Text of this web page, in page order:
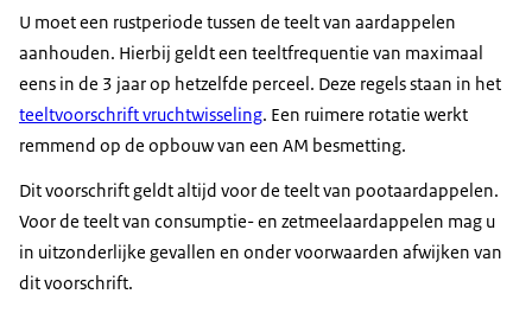
U moet een rustperiode tussen de teelt van aardappelen
aanhouden. Hierbij geldt een teeltfrequentie van maximaal
eens in de 3 jaar op hetzelfde perceel. Deze regels staan in het
teeltvoorschrift vruchtwisseling. Een ruimere rotatie werkt
remmend op de opbouw van een AM besmetting.
Dit voorschrift geldt altijd voor de teelt van pootaardappelen.
Voor de teelt van consumptie- en zetmeelaardappelen mag u
in uitzonderlijke gevallen en onder voorwaarden afwijken van
dit voorschrift.